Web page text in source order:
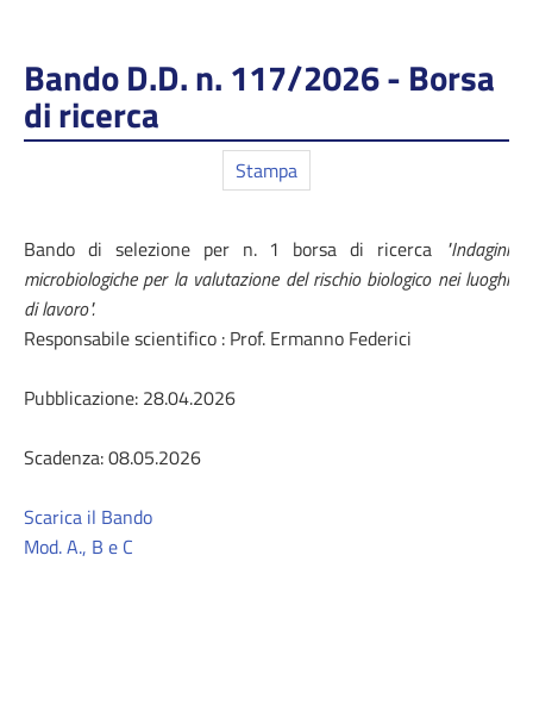
Bando D.D. n. 117/2026 - Borsa
di ricerca
Stampa
Bando di selezione per n. 1 borsa di ricerca "Indagini
microbiologiche per la valutazione del rischio biologico nei luoghi
di lavoro".
Responsabile scientifico : Prof. Ermanno Federici
Pubblicazione: 28.04.2026
Scadenza: 08.05.2026
Scarica il Bando
Mod. A., B e C